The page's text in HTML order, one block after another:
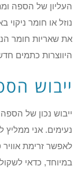
העליון של הספה
נוזל או חומר
את שאריות חומר
היווצרות כתמים
ייבוש
ייבוש נכון של
נעימים. אני ממליץ
לאפשר זרימת
במיוחד, כדאי